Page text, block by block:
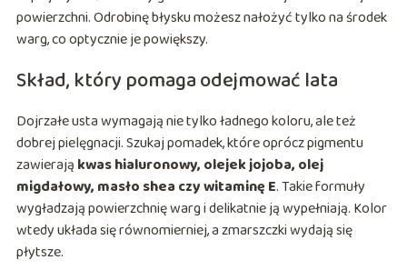
powierzchni. Odrobinę błysku możesz nałożyć tylko na środek
warg, co optycznie je powiększy.
Skład, który pomaga odejmować lata
Dojrzałe usta wymagają nie tylko ładnego koloru, ale też
dobrej pielęgnacji. Szukaj pomadek, które oprócz pigmentu
zawierają kwas hialuronowy, olejek jojoba, olej
migdałowy, masło shea czy witaminę E. Takie formuły
wygładzają powierzchnię warg i delikatnie ją wypełniają. Kolor
wtedy układa się równomierniej, a zmarszczki wydają się
płytsze.